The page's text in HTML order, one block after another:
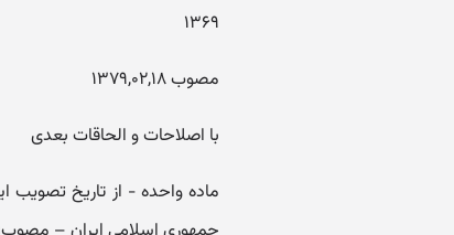
۱۳۶۹
مصوب ۱۳۷۹,۰۲,۱۸
با اصلاحات و الحاقات بعدی